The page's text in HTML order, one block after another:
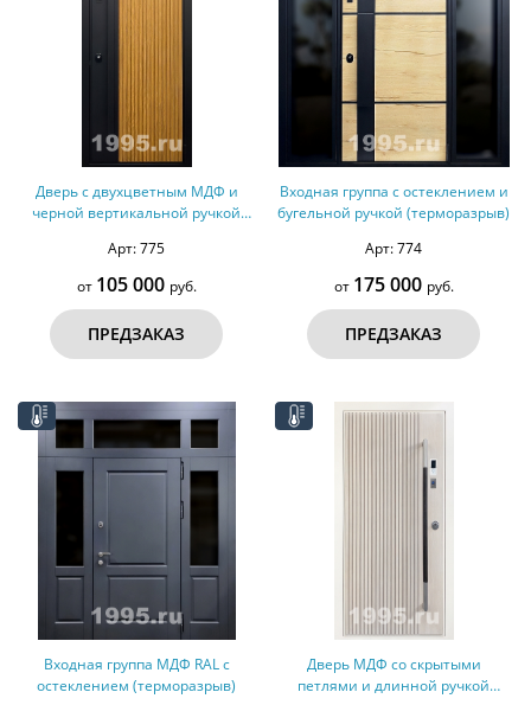
Дверь с двухцветным МДФ и
черной вертикальной ручкой
Арт: 775
от 105 000 руб.
ПРЕДЗАКАЗ
Входная группа с остеклением и
бугельной ручкой (терморазрыв)
Арт: 774
от 175 000 руб.
ПРЕДЗАКАЗ
Входная группа МДФ RAL с
остеклением (терморазрыв)
Дверь МДФ со скрытыми
петлями и длинной ручкой